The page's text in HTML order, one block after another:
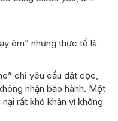
êm” nhưng thực tế là
chỉ yêu cầu đặt cọc,
nhận bảo hành. Một
rất khó khăn vì không